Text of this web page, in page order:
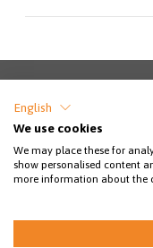
SSEY RY /
SSEY@SSEY.FI
21 KISSAT:
913 0777 /
English
We use cookies
We may place these for
show personalised content
more information about the